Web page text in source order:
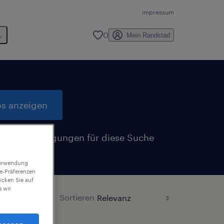
impressum
0 Mein Randstad
anzeigen
Benachrichtigungen für diese Suche
Sortieren
Präferenzen
Sie auf
wir